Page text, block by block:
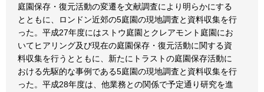
庭園保存・復元活動の変遷を文献調査により明らかにする
とともに、ロンドン近郊の5庭園の現地調査と資料収集を行
った。平成27年度にはストウ庭園とクレアモント庭園にお
いてヒアリング及び現在の庭園保存・復元活動に関する資
料収集を行うとともに、新たにトラストの庭園保存活動に
おける先駆的な事例である5庭園の現地調査と資料収集を行
った。平成28年度は、他業務との関係で予定通り研究を進